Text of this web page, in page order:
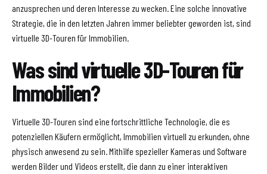
anzusprechen und deren Interesse zu wecken. Eine solche innovative
Strategie, die in den letzten Jahren immer beliebter geworden ist, sind
virtuelle 3D-Touren für Immobilien.
Was sind virtuelle 3D-Touren für
Immobilien?
Virtuelle 3D-Touren sind eine fortschrittliche Technologie, die es
potenziellen Käufern ermöglicht, Immobilien virtuell zu erkunden, ohne
physisch anwesend zu sein. Mithilfe spezieller Kameras und Software
werden Bilder und Videos erstellt, die dann zu einer interaktiven